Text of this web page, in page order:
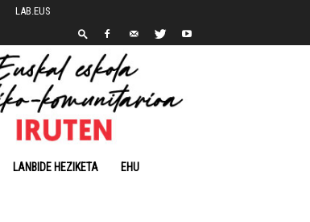
LAB.EUS
LANBIDE HEZIKETA EHU